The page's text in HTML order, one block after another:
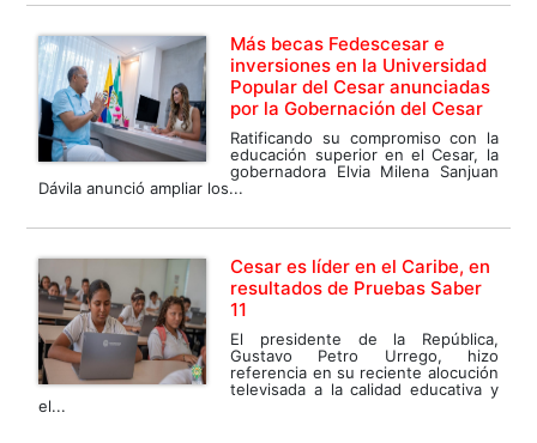
Más becas Fedescesar e
inversiones en la Universidad
Popular del Cesar anunciadas
por la Gobernación del Cesar
Ratificando su compromiso con la
educación superior en el Cesar, la
gobernadora Elvia Milena Sanjuan
Dávila anunció ampliar los...
Cesar es líder en el Caribe, en
resultados de Pruebas Saber
11
El presidente de la República,
Gustavo Petro Urrego, hizo
referencia en su reciente alocución
televisada a la calidad educativa y
el...